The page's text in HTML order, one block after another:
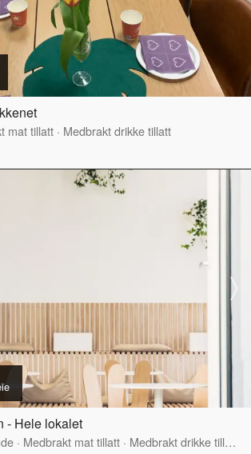
mat tillatt · Medbrakt drikke tillatt
- Hele lokalet
· Medbrakt mat tillatt · Medbrakt drikke tillatt